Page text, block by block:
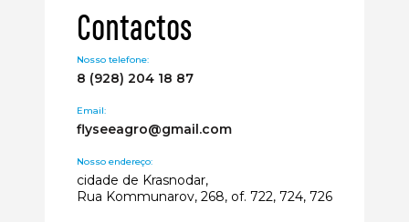
Contactos
Nosso telefone:
8 (928) 204 18 87
Email:
flyseeagro@gmail.com
Nosso endereço:
cidade de Krasnodar,
Rua Kommunarov, 268, of. 722, 724, 726